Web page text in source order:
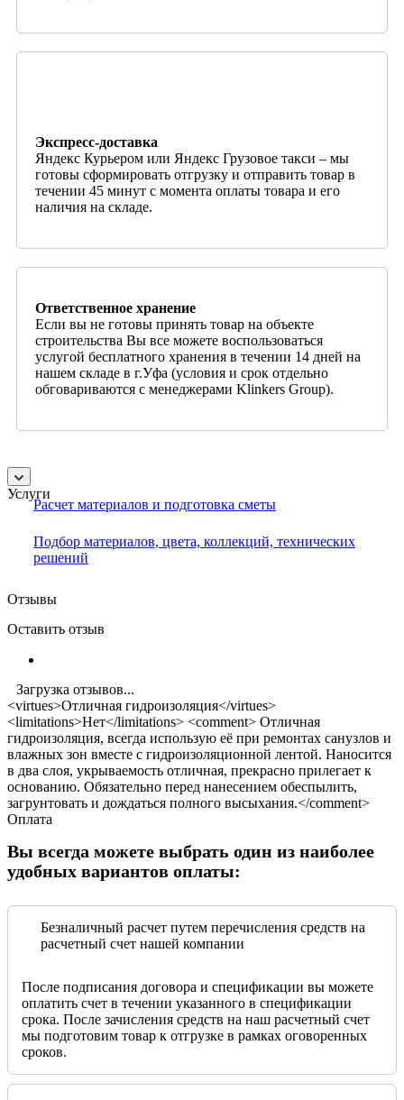
Экспресс-доставка
Яндекс Курьером или Яндекс Грузовое такси – мы
готовы сформировать отгрузку и отправить товар в
течении 45 минут с момента оплаты товара и его
наличия на складе.
Ответственное хранение
Если вы не готовы принять товар на объекте
строительства Вы все можете воспользоваться
услугой бесплатного хранения в течении 14 дней на
нашем складе в г.Уфа (условия и срок отдельно
обговариваются с менеджерами Klinkers Group).
Услуги
Расчет материалов и подготовка сметы
Подбор материалов, цвета, коллекций, технических
решений
Отзывы
Оставить отзыв
Загрузка отзывов...
<virtues>Отличная гидроизоляция</virtues>
<limitations>Нет</limitations> <comment> Отличная
гидроизоляция, всегда использую её при ремонтах санузлов и
влажных зон вместе с гидроизоляционной лентой. Наносится
в два слоя, укрываемость отличная, прекрасно прилегает к
основанию. Обязательно перед нанесением обеспылить,
загрунтовать и дождаться полного высыхания.</comment>
Оплата
Вы всегда можете выбрать один из наиболее
удобных вариантов оплаты:
Безналичный расчет путем перечисления средств на
расчетный счет нашей компании
После подписания договора и спецификации вы можете
оплатить счет в течении указанного в спецификации
срока. После зачисления средств на наш расчетный счет
мы подготовим товар к отгрузке в рамках оговоренных
сроков.